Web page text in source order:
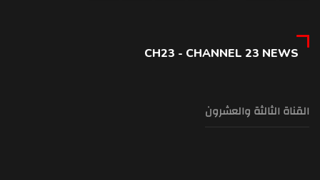
CH23 - CHANNEL 23 NEWS
القناة الثالثة والعشرون